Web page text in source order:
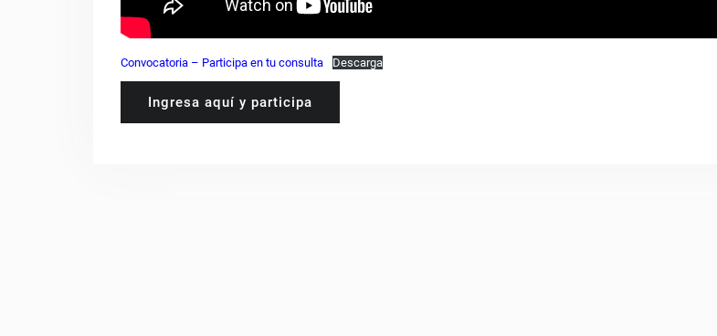
Convocatoria – Participa en tu consulta Descarga
Ingresa aquí y participa